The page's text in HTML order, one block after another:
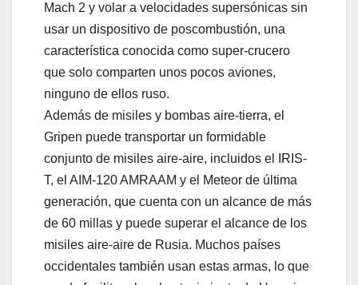
Mach 2 y volar a velocidades supersónicas sin
usar un dispositivo de poscombustión, una
característica conocida como super-crucero
que solo comparten unos pocos aviones,
ninguno de ellos ruso.
Además de misiles y bombas aire-tierra, el
Gripen puede transportar un formidable
conjunto de misiles aire-aire, incluidos el IRIS-
T, el AIM-120 AMRAAM y el Meteor de última
generación, que cuenta con un alcance de más
de 60 millas y puede superar el alcance de los
misiles aire-aire de Rusia. Muchos países
occidentales también usan estas armas, lo que